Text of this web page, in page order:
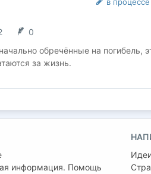
0
обречённые на погибель,
за жизнь.
информация. Помощь